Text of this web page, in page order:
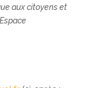
aux citoyens et